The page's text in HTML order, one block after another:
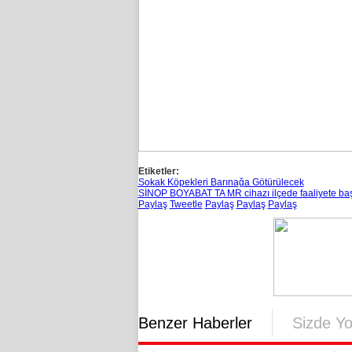
Etiketler:
Sokak Köpekleri Barınağa Götürülecek
SİNOP BOYABAT TA MR cihazı ilçede faaliyete
Paylaş Tweetle Paylaş Paylaş Paylaş
Benzer Haberler Sizde